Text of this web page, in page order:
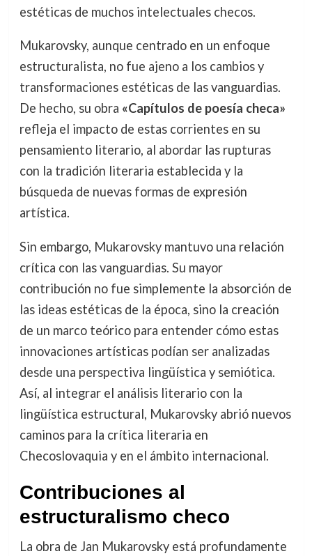
estéticas de muchos intelectuales checos.
Mukarovsky, aunque centrado en un enfoque
estructuralista, no fue ajeno a los cambios y
transformaciones estéticas de las vanguardias.
De hecho, su obra «Capítulos de poesía checa»
refleja el impacto de estas corrientes en su
pensamiento literario, al abordar las rupturas
con la tradición literaria establecida y la
búsqueda de nuevas formas de expresión
artística.
Sin embargo, Mukarovsky mantuvo una relación
crítica con las vanguardias. Su mayor
contribución no fue simplemente la absorción de
las ideas estéticas de la época, sino la creación
de un marco teórico para entender cómo estas
innovaciones artísticas podían ser analizadas
desde una perspectiva lingüística y semiótica.
Así, al integrar el análisis literario con la
lingüística estructural, Mukarovsky abrió nuevos
caminos para la crítica literaria en
Checoslovaquia y en el ámbito internacional.
Contribuciones al
estructuralismo checo
La obra de Jan Mukarovsky está profundamente